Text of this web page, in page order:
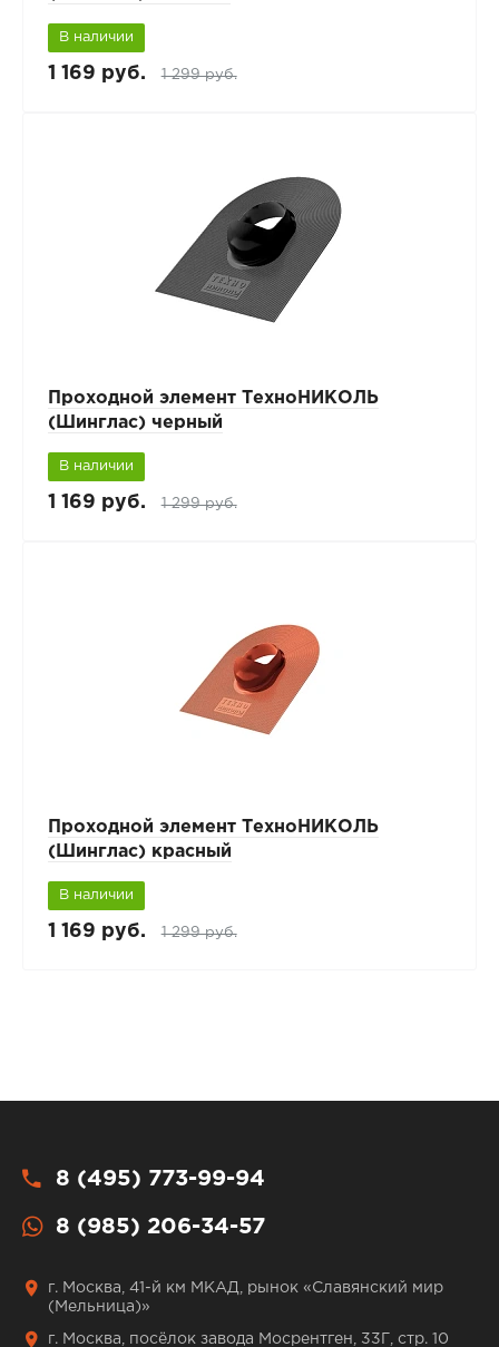
В наличии
1 169 руб. 1 299 руб.
Проходной элемент ТехноНИКОЛЬ
(Шинглас) черный
В наличии
1 169 руб. 1 299 руб.
Проходной элемент ТехноНИКОЛЬ
(Шинглас) красный
В наличии
1 169 руб. 1 299 руб.
8 (495) 773-99-94
8 (985) 206-34-57
г. Москва, 41-й км МКАД, рынок «Славянский мир
(Мельница)»
г. Москва, посёлок завода Мосрентген, 33Г, стр. 10